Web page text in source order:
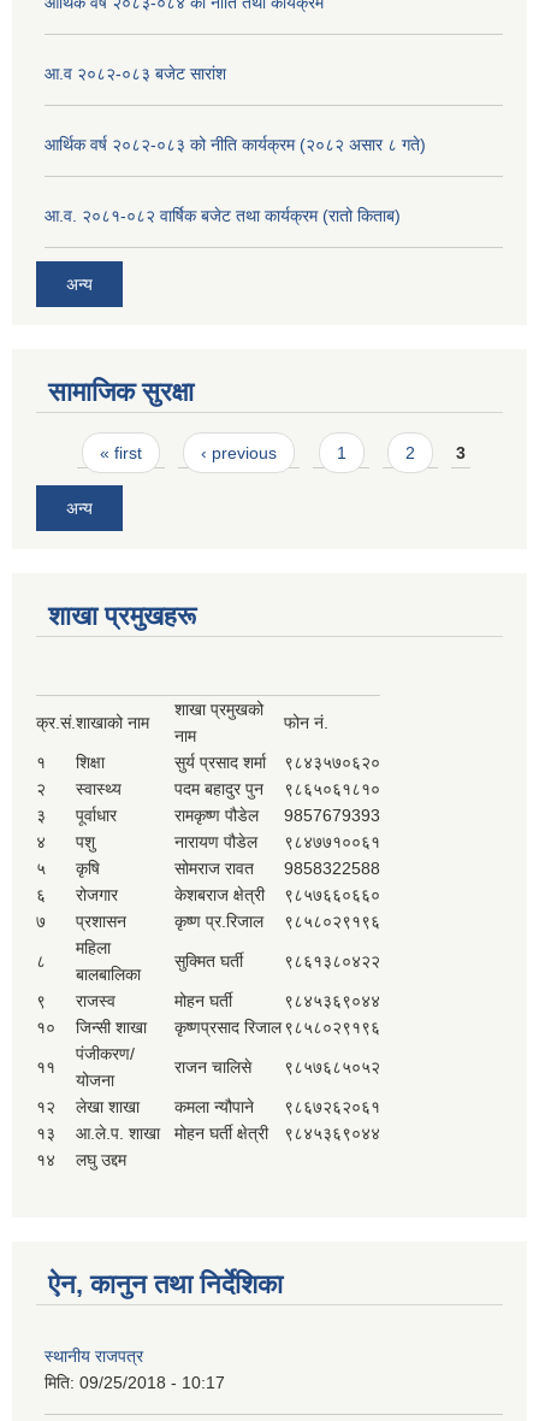
आ.व २०८२-०८३ बजेट सारांश
आर्थिक वर्ष २०८२-०८३ को नीति कार्यक्रम (२०८२ असार ८ गते)
आ.व. २०८१-०८२ वार्षिक बजेट तथा कार्यक्रम (रातो किताब)
अन्य
सामाजिक सुरक्षा
Pages
« first ‹ previous 1 2 3
अन्य
शाखा प्रमुखहरू
क्र.सं.शाखाको नाम
शाखा प्रमुखको
नाम
फोन नं.
१ शिक्षा सुर्य प्रसाद शर्मा
९८४३५७०६२०
२
स्वास्थ्य पदम बहादुर पुन
९८६५०६१८१०
३
पूर्वाधार रामकृष्ण पौडेल
9857679393
४
पशु नारायण पौडेल
९८४७७१००६१
५
कृषि सोमराज रावत
9858322588
६
रोजगार केशबराज क्षेत्री
९८५७६६०६६०
७
प्रशासन कृष्ण प्र.रिजाल ९८५८०२९१९६
८
महिला
बालबालिका
सुक्मित घर्ती ९८६१३८०४२२
९ राजस्व मोहन घर्ती
९८४५३६९०४४
१०
जिन्सी शाखा कृष्णप्रसाद रिजाल९८५८०२९१९६
११
पंजीकरण/
योजना
राजन चालिसे ९८५७६८५०५२
१२ लेखा शाखा कमला न्यौपाने
९८६७२६२०६१
१३
आ.ले.प. शाखा मोहन घर्ती क्षेत्री
९८४५३६९०४४
१४
लघु उद्दम
ऐन, कानुन तथा निर्देशिका
स्थानीय राजपत्र
मिति: 09/25/2018 - 10:17